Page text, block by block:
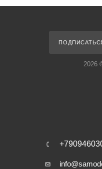
2026